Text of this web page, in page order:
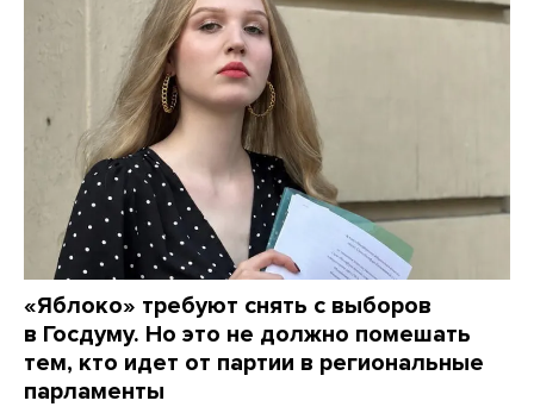
«Яблоко» требуют снять с выборов
в Госдуму. Но это не должно помешать
тем, кто идет от партии в региональные
парламенты